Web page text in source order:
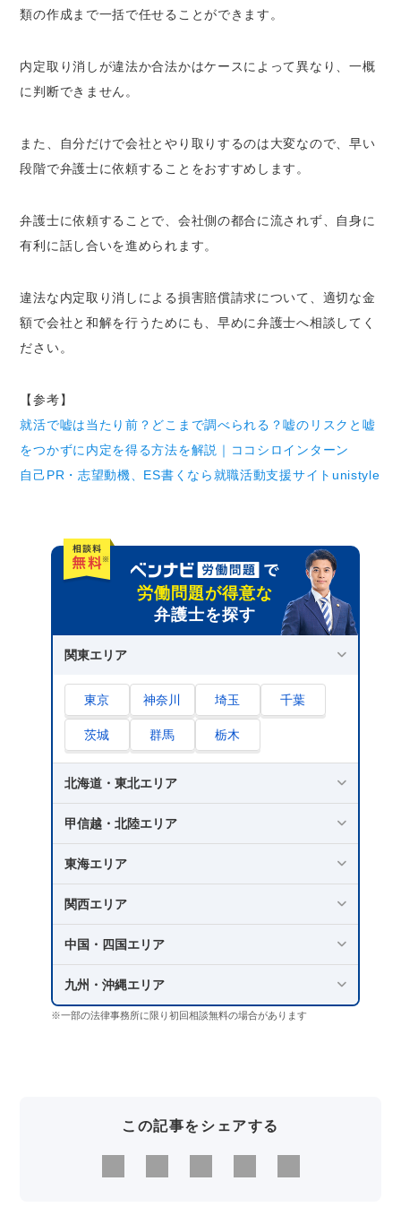
類の作成まで一括で任せることができます。
内定取り消しが違法か合法かはケースによって異なり、一概
に判断できません。
また、自分だけで会社とやり取りするのは大変なので、早い
段階で弁護士に依頼することをおすすめします。
弁護士に依頼することで、会社側の都合に流されず、自身に
有利に話し合いを進められます。
違法な内定取り消しによる損害賠償請求について、適切な金
額で会社と和解を行うためにも、早めに弁護士へ相談してく
ださい。
【参考】
就活で嘘は当たり前？どこまで調べられる？嘘のリスクと嘘
をつかずに内定を得る方法を解説｜ココシロインターン
自己PR・志望動機、ES書くなら就職活動支援サイトunistyle
労働問題が得意な
弁護士を探す
関東エリア
東京 神奈川 埼玉 千葉
茨城 群馬 栃木
北海道・東北エリア
甲信越・北陸エリア
東海エリア
関西エリア
中国・四国エリア
九州・沖縄エリア
※一部の法律事務所に限り初回相談無料の場合があります
この記事をシェアする